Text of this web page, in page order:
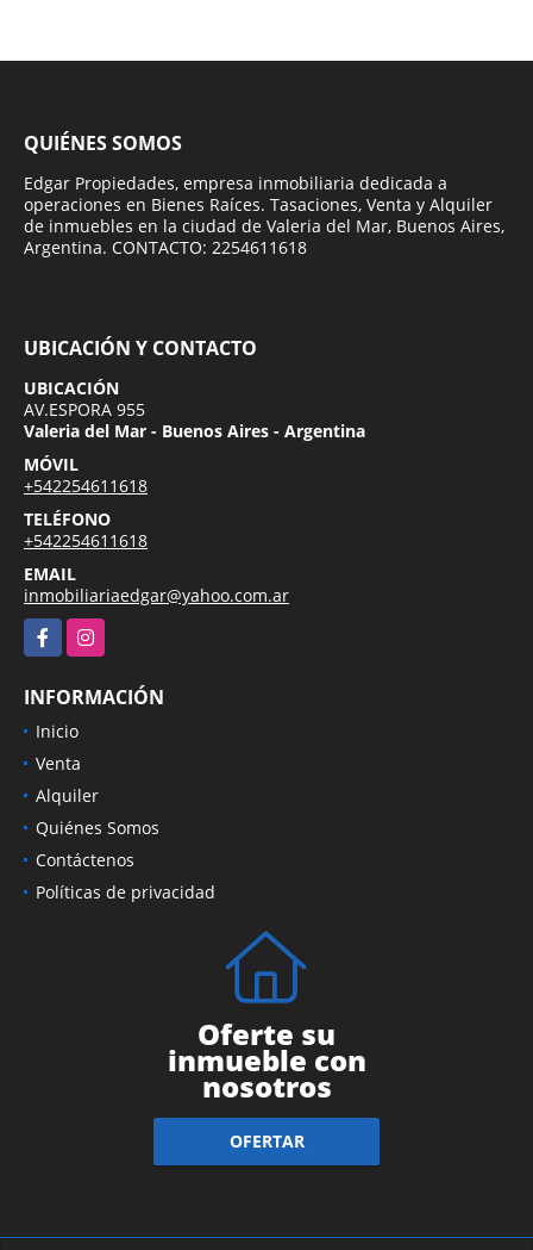
QUIÉNES SOMOS
Edgar Propiedades, empresa inmobiliaria dedicada a
operaciones en Bienes Raíces. Tasaciones, Venta y Alquiler
de inmuebles en la ciudad de Valeria del Mar, Buenos Aires,
Argentina. CONTACTO: 2254611618
UBICACIÓN Y CONTACTO
UBICACIÓN
AV.ESPORA 955
Valeria del Mar - Buenos Aires - Argentina
MÓVIL
+542254611618
TELÉFONO
+542254611618
EMAIL
inmobiliariaedgar@yahoo.com.ar
FacebookInstagram
INFORMACIÓN
Inicio
Venta
Alquiler
Quiénes Somos
Contáctenos
Políticas de privacidad
Oferte su
inmueble con
nosotros
OFERTAR